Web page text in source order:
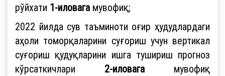
рўйхати 1-иловагамувофиқ;
2022 йилда сув таъминоти оғир ҳудудлардаги
аҳоли томорқаларини суғориш учун вертикал
суғориш қудуқларини ишга тушириш прогноз
кўрсаткичлари 2-иловагамувофиқ